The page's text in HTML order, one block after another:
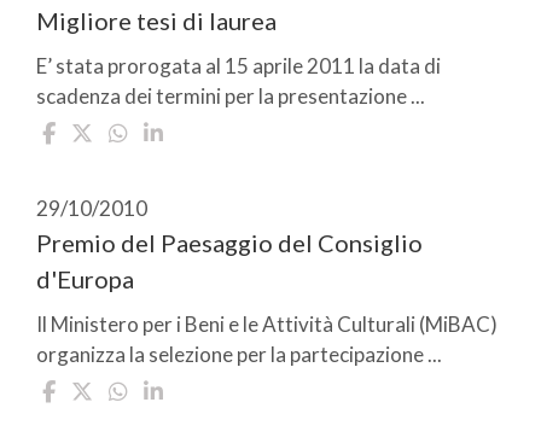
Migliore tesi di laurea
E’ stata prorogata al 15 aprile 2011 la data di
scadenza dei termini per la presentazione ...
29/10/2010
Premio del Paesaggio del Consiglio
d'Europa
Il Ministero per i Beni e le Attività Culturali (MiBAC)
organizza la selezione per la partecipazione ...